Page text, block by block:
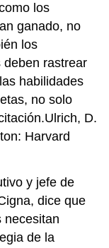
los
ganado, no
los
deben rastrear
habilidades
no solo
D.
Harvard
y jefe de
dice que
necesitan
de la